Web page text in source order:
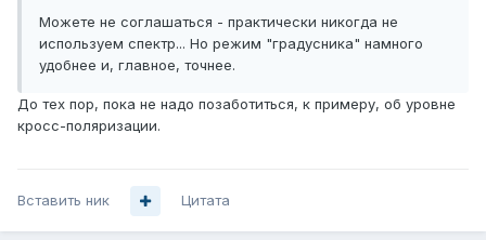
Можете не соглашаться - практически никогда не
используем спектр... Но режим "градусника" намного
удобнее и, главное, точнее.
До тех пор, пока не надо позаботиться, к примеру, об уровне
кросс-поляризации.
Вставить ник Цитата